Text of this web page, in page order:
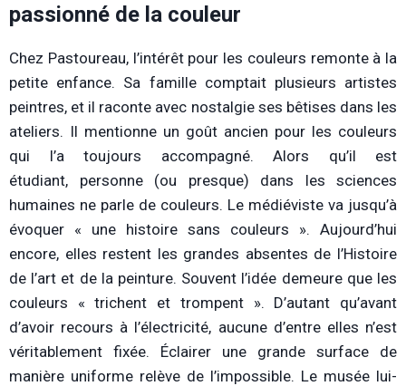
passionné de la couleur
Chez Pastoureau, l’intérêt pour les couleurs remonte à la
petite enfance. Sa famille comptait plusieurs artistes
peintres, et il raconte avec nostalgie ses bêtises dans les
ateliers. Il mentionne un goût ancien pour les couleurs
qui l’a toujours accompagné. Alors qu’il est
étudiant, personne (ou presque) dans les sciences
humaines ne parle de couleurs. Le médiéviste va jusqu’à
évoquer « une histoire sans couleurs ». Aujourd’hui
encore, elles restent les grandes absentes de l’Histoire
de l’art et de la peinture. Souvent l’idée demeure que les
couleurs « trichent et trompent ». D’autant qu’avant
d’avoir recours à l’électricité, aucune d’entre elles n’est
véritablement fixée. Éclairer une grande surface de
manière uniforme relève de l’impossible. Le musée lui-